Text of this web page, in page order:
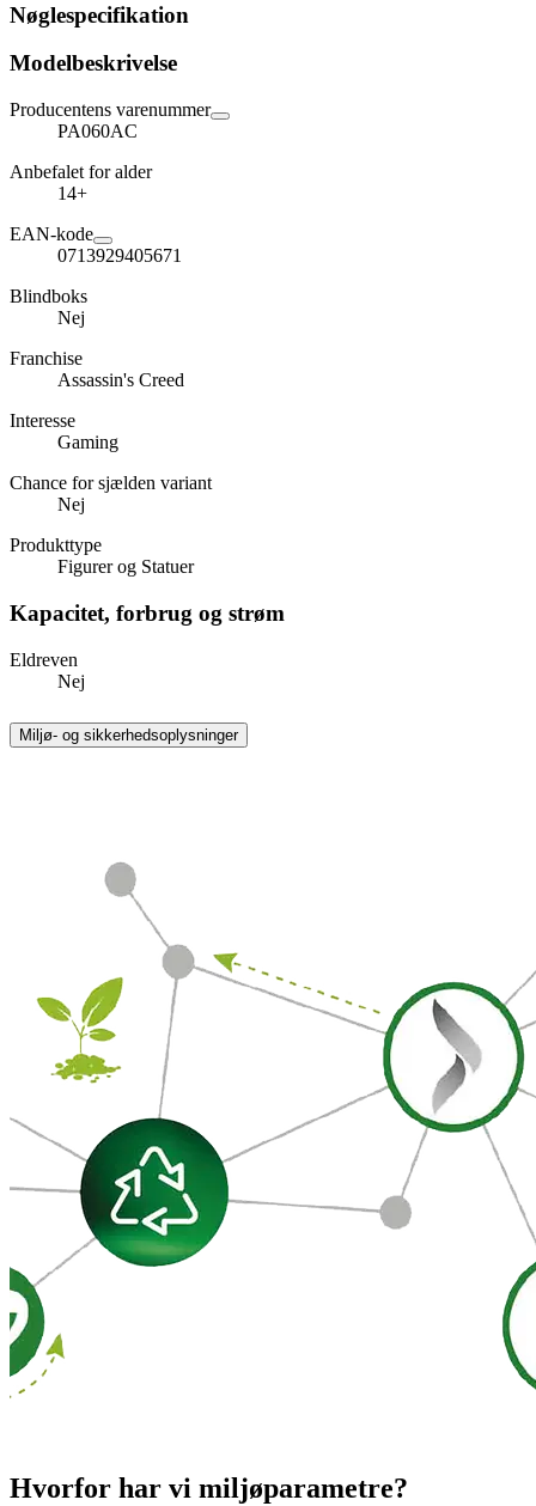
Nøglespecifikation
Modelbeskrivelse
Producentens varenummer
PA060AC
Anbefalet for alder
14+
EAN-kode
0713929405671
Blindboks
Nej
Franchise
Assassin's Creed
Interesse
Gaming
Chance for sjælden variant
Nej
Produkttype
Figurer og Statuer
Kapacitet, forbrug og strøm
Eldreven
Nej
Miljø- og sikkerhedsoplysninger
Hvorfor har vi miljøparametre?